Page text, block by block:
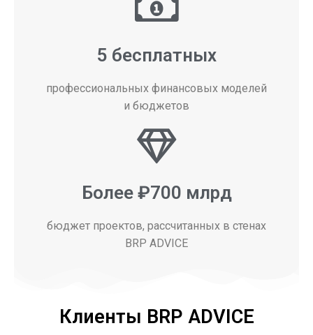
5 бесплатных
профессиональных финансовых моделей
и бюджетов
Более ₽700 млрд
бюджет проектов, рассчитанных в стенах
BRP ADVICE
Клиенты BRP ADVICE